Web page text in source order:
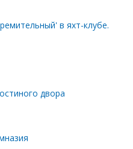
в яхт-клубе.
двора